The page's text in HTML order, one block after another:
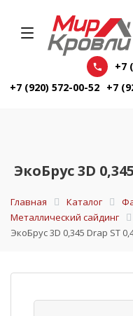
+7
+7 (920) 572-00-52 +7
ЭкоБрус 3D
Главная Каталог
Металлический сайдинг
ЭкоБрус 3D 0,345 Drap ST